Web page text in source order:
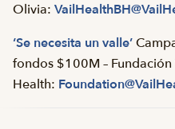
Olivia:
‘Se necesita un valle’
fondos $100M – Fundación
Health: